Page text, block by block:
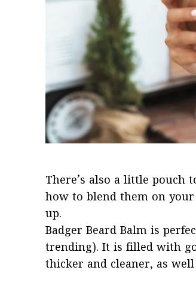
There’s also a little
how to blend them on your
up.
Badger Beard Balm is
trending). It is filled with
thicker and cleaner, as